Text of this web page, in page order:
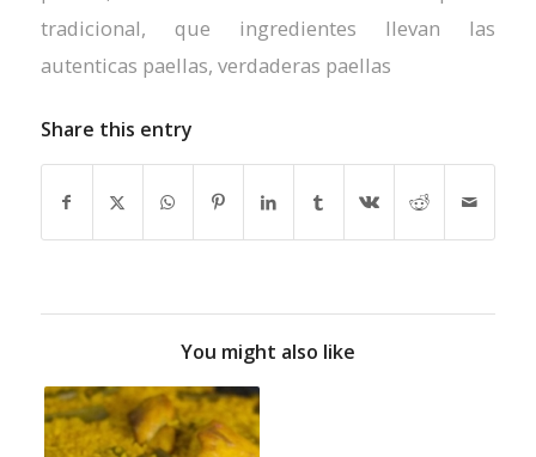
tradicional, que ingredientes llevan las
autenticas paellas, verdaderas paellas
Share this entry
You might also like